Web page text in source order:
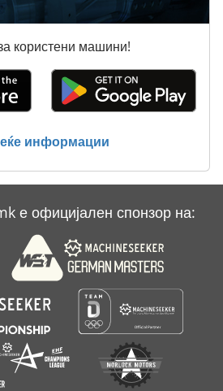
користени машини!
информации
е официјален спонзор на: